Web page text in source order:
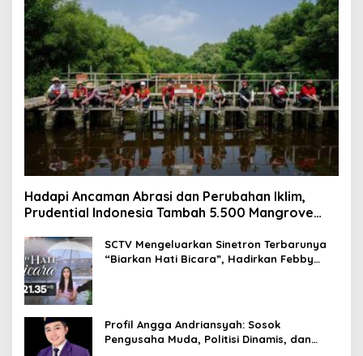
Hadapi Ancaman Abrasi dan Perubahan Iklim,
Prudential Indonesia Tambah 5.500 Mangrove
SCTV Mengeluarkan Sinetron Terbarunya
“Biarkan Hati Bicara”, Hadirkan Febby
Profil Angga Andriansyah: Sosok
Pengusaha Muda, Politisi Dinamis, dan